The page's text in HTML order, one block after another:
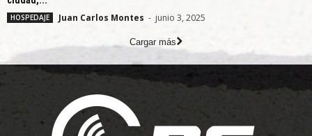
HOSPEDAJE Juan Carlos Montes - junio 3, 2025
Cargar más